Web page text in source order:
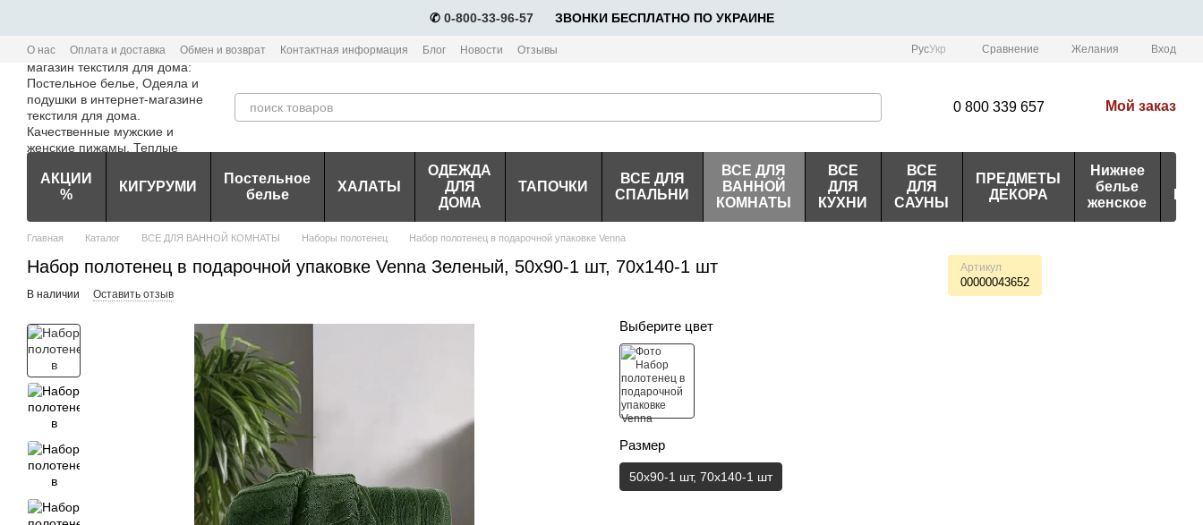
✆ 0-800-33-96-57⠀⠀ЗВОНКИ БЕСПЛАТНО ПО УКРАИНЕ
О нас Оплата и доставка Обмен и возврат Контактная информация Блог Новости
Отзывы
Политика конфиденциальности мобильного приложения Edem-Textile
РусУкр Сравнение Желания Вход
0 800 339 657 Мой заказ
АКЦИИ
%
КИГУРУМИ
Постельное
белье
ХАЛАТЫ
ОДЕЖДА
ДЛЯ
ДОМА
ТАПОЧКИ
ВСЕ ДЛЯ
СПАЛЬНИ
ВСЕ ДЛЯ
ВАННОЙ
КОМНАТЫ
ВСЕ
ДЛЯ
КУХНИ
ВСЕ
ДЛЯ
САУНЫ
ПРЕДМЕТЫ
ДЕКОРА
Нижнее
белье
женское
Главная Каталог ВСЕ ДЛЯ ВАННОЙ КОМНАТЫ Наборы полотенец Набор полотенец в подарочной упаковке Venna
Набор полотенец в подарочной упаковке Venna Зеленый, 50х90-1 шт, 70х140-1 шт Артикул
00000043652
В наличии Оставить отзыв
Выберите цвет
Размер
50х90-1 шт, 70х140-1 шт